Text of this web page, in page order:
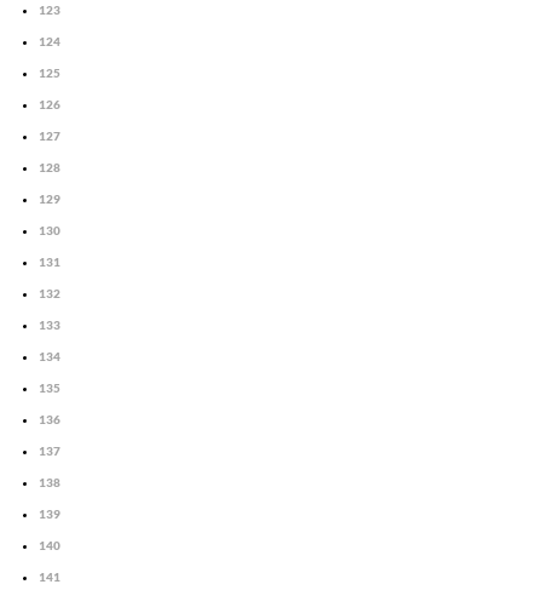
123
124
125
126
127
128
129
130
131
132
133
134
135
136
137
138
139
140
141